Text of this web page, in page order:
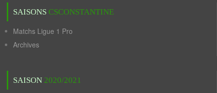
SAISONS CSCONSTANTINE
Matchs Ligue 1 Pro
Archives
SAISON 2020/2021